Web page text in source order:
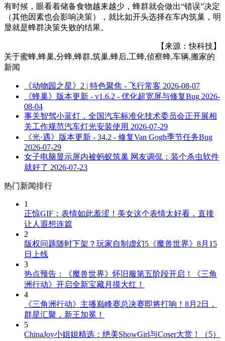
有时候，眼看着储备食物越来越少，蜂群就会做出“错误”决定
（其他因素也会影响决策），就比如开头选择在车内筑巢，明
显就是蜂群决策失败的结果。
【来源：快科技】
关于蜜蜂,蜂巢,分蜂,蜂群,筑巢,蜂后,工蜂,侦察蜂,车辆,搬家的
新闻
《动物园之星》2 | 特色聚焦 - 飞行常客 2026-08-07
《蜂巢》版本更新 - v1.6.2 - 优化超宽屏与修复Bug 2026-
08-04
事关智驾小蓝灯，全国汽车标准化技术委员会正开展相
关工作规范汽车灯光安装使用 2026-07-29
《光·遇》版本更新 - 34.2 - 修复Van Gogh季节任务Bug
2026-07-29
女子电脑显示屏内被蚂蚁筑巢 网友调侃：装个杀虫软件
就好了 2026-07-23
热门新闻排行
1
正惊GIF：表情如此羞涩！美女这个表情太好看，直接
让人遐想连篇
2
版权问题随时下架？玩家自制虚幻5《魔兽世界》8月15
日上线
3
热点预告：《魔兽世界》怀旧服第五阶段开启！《三角
洲行动》开启全新宝藏月摸大红！
4
《三角洲行动》主播巅峰赛总决赛即将打响！8月2日，
群星汇聚，新王加冕！
5
ChinaJoy小姐姐精选：绝美ShowGirl与Coser大赏！（5）